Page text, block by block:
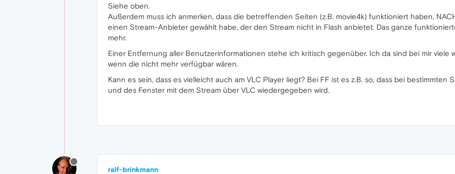
Siehe oben.
Außerdem muss ich anmerken, dass die betreffenden Seiten (z.B. movie4k) funktioniert haben,
einen Stream-Anbieter gewählt habe, der den Stream nicht in Flash anbietet. Das ganze
mehr.
Einer Entfernung aller Benutzerinformationen stehe ich kritisch gegenüber. Ich da sind bei mir viele
wenn die nicht mehr verfügbar wären.
Kann es sein, dass es vielleicht auch am VLC Player liegt? Bei FF ist es z.B. so, dass bei bestimmten
und des Fenster mit dem Stream über VLC wiedergegeben wird.
ralf-brinkmann